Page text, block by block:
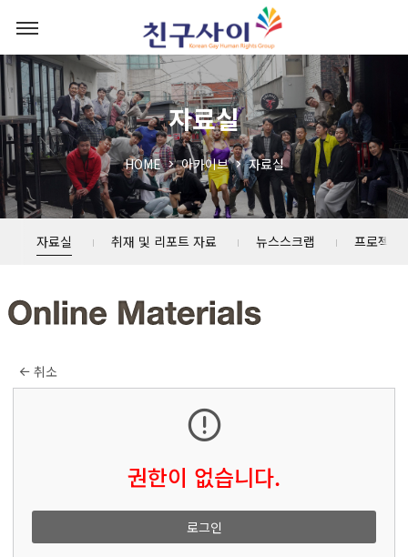
자료실
HOME 아카이브 자료실
자료실 취재 및 리포트 자료 뉴스스크랩 프로젝트
취소
권한이 없습니다.
로그인